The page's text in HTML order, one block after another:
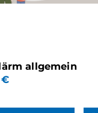
allgemein
€